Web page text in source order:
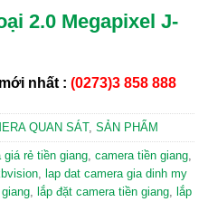
2.0 Megapixel J-
nhất : (0273)3 858 888
QUAN SÁT, SẢN PHẨM
giá rẻ tiền giang, camera tiền giang,
, lap dat camera gia dinh my
, lắp đặt camera tiền giang, lắp